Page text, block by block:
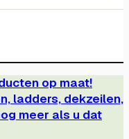
op maat!
ladders, dekzeilen,
meer als u dat